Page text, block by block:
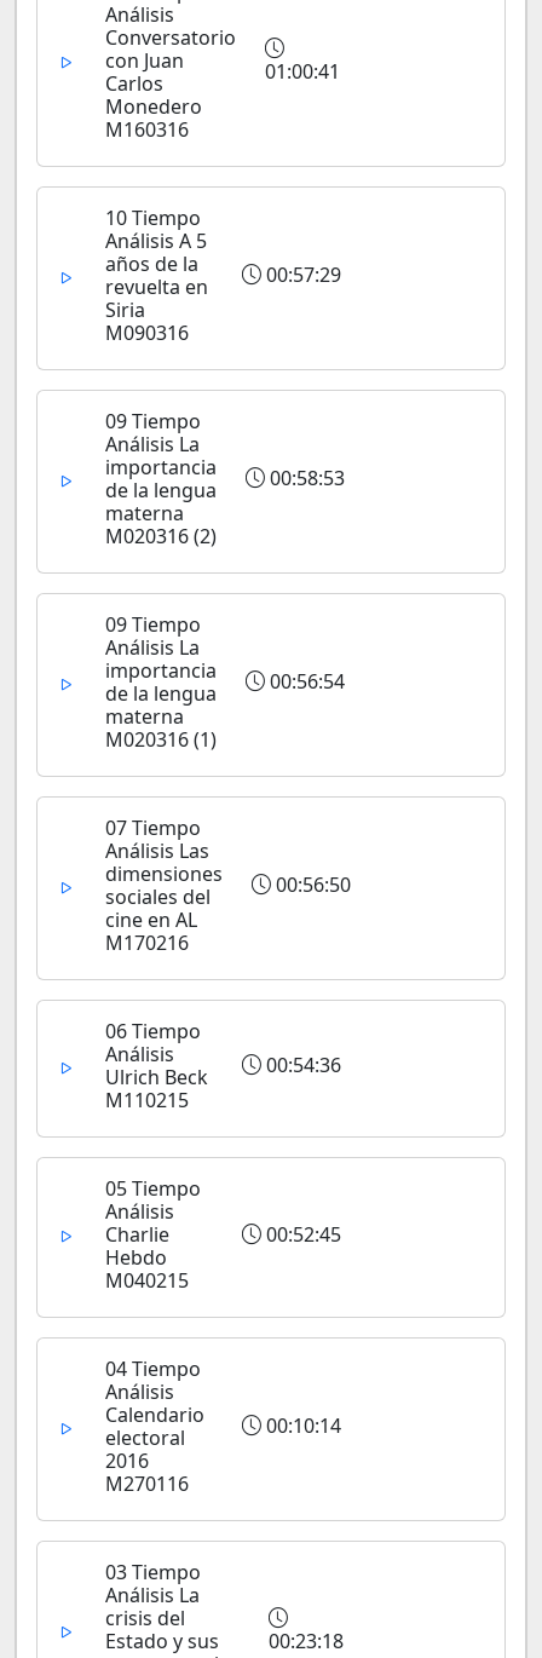
Análisis
Conversatorio
con Juan
Carlos
Monedero
M160316
01:00:41
10 Tiempo
Análisis A 5
años de la
revuelta en
Siria
M090316
00:57:29
09 Tiempo
Análisis La
importancia
de la lengua
materna
M020316 (2)
00:58:53
09 Tiempo
Análisis La
importancia
de la lengua
materna
M020316 (1)
00:56:54
07 Tiempo
Análisis Las
dimensiones
sociales del
cine en AL
M170216
00:56:50
06 Tiempo
Análisis
Ulrich Beck
M110215
00:54:36
05 Tiempo
Análisis
Charlie
Hebdo
M040215
00:52:45
04 Tiempo
Análisis
Calendario
electoral
2016
M270116
00:10:14
03 Tiempo
Análisis La
crisis del
Estado y sus
00:23:18